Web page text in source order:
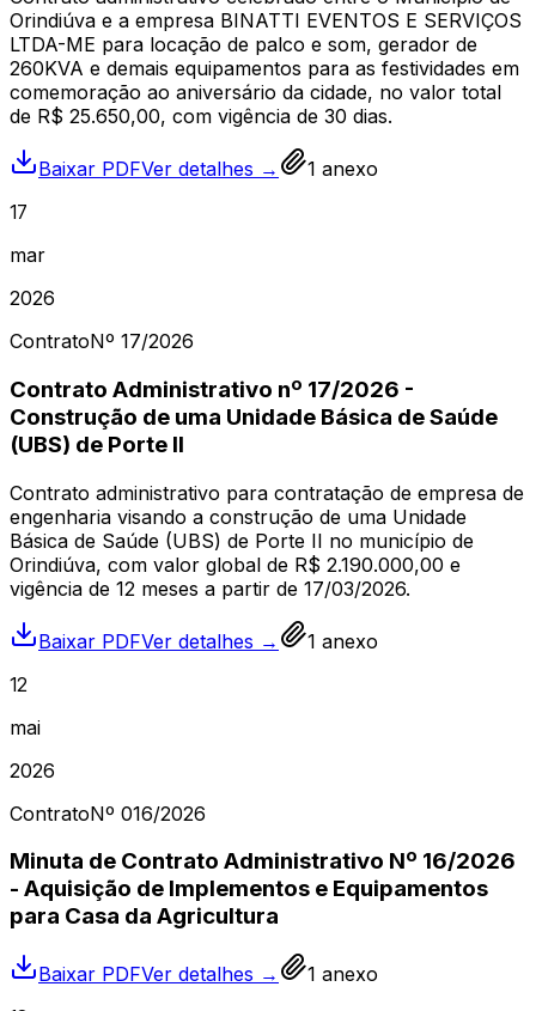
Orindiúva e a empresa BINATTI EVENTOS E SERVIÇOS
LTDA-ME para locação de palco e som, gerador de
260KVA e demais equipamentos para as festividades em
comemoração ao aniversário da cidade, no valor total
de R$ 25.650,00, com vigência de 30 dias.
Baixar PDFVer detalhes → 1 anexo
17
mar
2026
ContratoNº 17/2026
Contrato Administrativo nº 17/2026 -
Construção de uma Unidade Básica de Saúde
(UBS) de Porte II
Contrato administrativo para contratação de empresa de
engenharia visando a construção de uma Unidade
Básica de Saúde (UBS) de Porte II no município de
Orindiúva, com valor global de R$ 2.190.000,00 e
vigência de 12 meses a partir de 17/03/2026.
Baixar PDFVer detalhes → 1 anexo
12
mai
2026
ContratoNº 016/2026
Minuta de Contrato Administrativo Nº 16/2026
- Aquisição de Implementos e Equipamentos
para Casa da Agricultura
Baixar PDFVer detalhes → 1 anexo